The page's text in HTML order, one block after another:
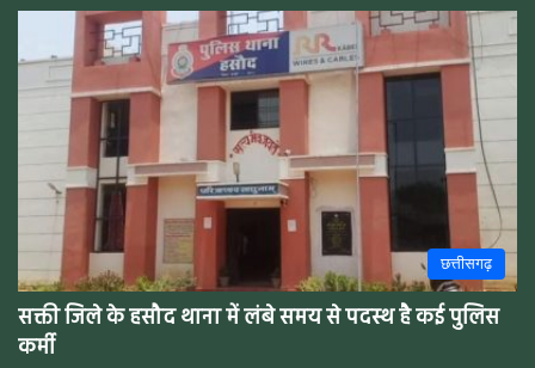
छत्तीसगढ़
सक्ती जिले के हसौद थाना में लंबे समय से पदस्थ है कई पुलिस
कर्मी